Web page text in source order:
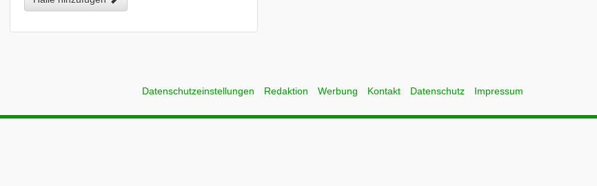
Datenschutzeinstellungen Redaktion Werbung Kontakt Datenschutz Impressum